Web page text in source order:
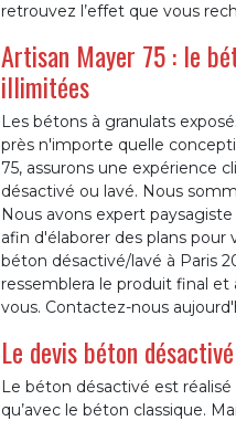
retrouvez l’effet que vous
Artisan Mayer 75 : le
illimitées
Les bétons à granulats
près n'importe quelle
75, assurons une expérience
désactivé ou lavé. Nous
Nous avons expert
afin d'élaborer des plans pour
béton désactivé/lavé à Paris
ressemblera le produit final
vous. Contactez-nous
Le devis béton
Le béton désactivé est
qu’avec le béton classique.